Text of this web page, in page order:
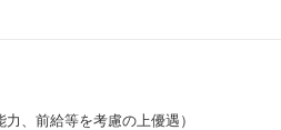
、前給等を考慮の上優遇）